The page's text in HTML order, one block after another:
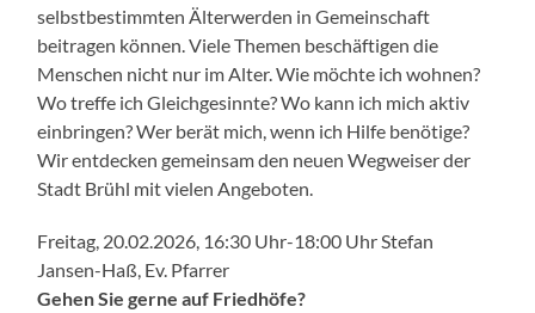
selbstbestimmten Älterwerden in Gemeinschaft
beitragen können. Viele Themen beschäftigen die
Menschen nicht nur im Alter. Wie möchte ich wohnen?
Wo treffe ich Gleichgesinnte? Wo kann ich mich aktiv
einbringen? Wer berät mich, wenn ich Hilfe benötige?
Wir entdecken gemeinsam den neuen Wegweiser der
Stadt Brühl mit vielen Angeboten.
Freitag, 20.02.2026, 16:30 Uhr-18:00 Uhr Stefan
Jansen-Haß, Ev. Pfarrer
Gehen Sie gerne auf Friedhöfe?